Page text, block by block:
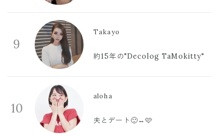
9
Takayo
約15年の"Decolog TaMokitty"
10
aloha
夫とデート🙂‍↔️🩷